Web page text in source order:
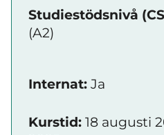
Studiestödsnivå
(A2)
Internat: Ja
Kurstid: 18 augusti